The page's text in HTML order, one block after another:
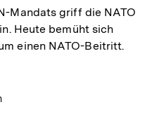
Mandats griff die NATO
Heute bemüht sich
einen NATO-Beitritt.